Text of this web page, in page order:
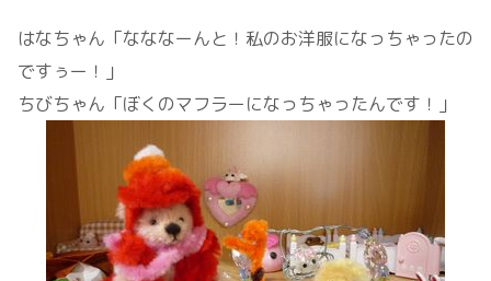
はなちゃん「なななーんと！私のお洋服になっちゃったの
ですぅー！」
ちびちゃん「ぼくのマフラーになっちゃったんです！」